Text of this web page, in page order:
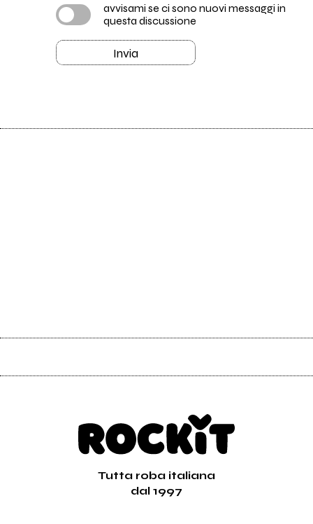
avvisami se ci sono nuovi messaggi in
questa discussione
Invia
Tutta roba italiana
dal 1997